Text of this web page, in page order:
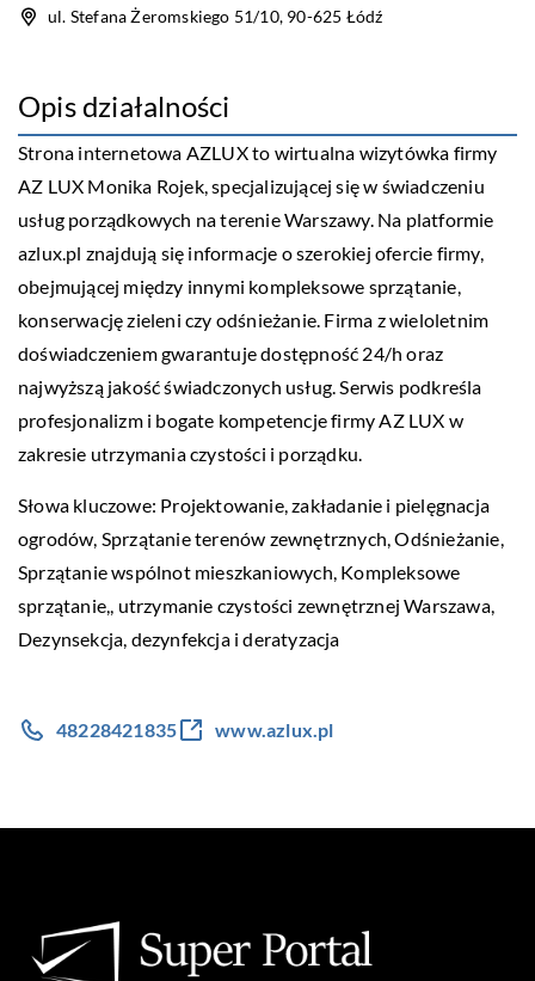
ul. Stefana Żeromskiego 51/10, 90-625 Łódź
Opis działalności
Strona internetowa AZLUX to wirtualna wizytówka firmy
AZ LUX Monika Rojek, specjalizującej się w świadczeniu
usług porządkowych na terenie Warszawy. Na platformie
azlux.pl znajdują się informacje o szerokiej ofercie firmy,
obejmującej między innymi kompleksowe sprzątanie,
konserwację zieleni czy odśnieżanie. Firma z wieloletnim
doświadczeniem gwarantuje dostępność 24/h oraz
najwyższą jakość świadczonych usług. Serwis podkreśla
profesjonalizm i bogate kompetencje firmy AZ LUX w
zakresie utrzymania czystości i porządku.
Słowa kluczowe: Projektowanie, zakładanie i pielęgnacja
ogrodów, Sprzątanie terenów zewnętrznych, Odśnieżanie,
Sprzątanie wspólnot mieszkaniowych, Kompleksowe
sprzątanie,, utrzymanie czystości zewnętrznej Warszawa,
Dezynsekcja, dezynfekcja i deratyzacja
48228421835 www.azlux.pl